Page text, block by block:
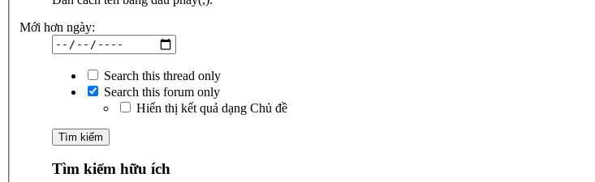
Mới hơn ngày:
Search this thread only
Search this forum only
Hiển thị kết quả dạng Chủ đề
Tìm kiếm hữu ích